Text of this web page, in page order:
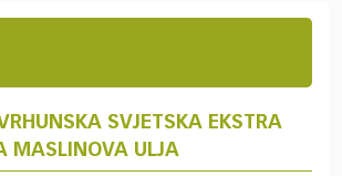
SVJETSKA EKSTRA
MASLINOVA ULJA